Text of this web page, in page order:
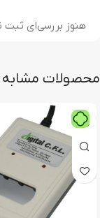
هنوز بررسی‌ای
محصولات مشابه